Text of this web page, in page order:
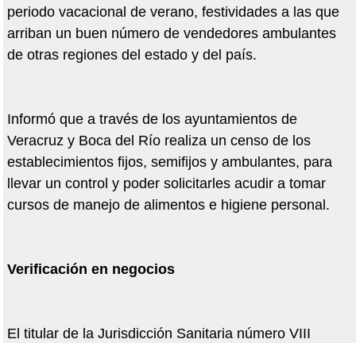
periodo vacacional de verano, festividades a las que
arriban un buen número de vendedores ambulantes
de otras regiones del estado y del país.
Informó que a través de los ayuntamientos de
Veracruz y Boca del Río realiza un censo de los
establecimientos fijos, semifijos y ambulantes, para
llevar un control y poder solicitarles acudir a tomar
cursos de manejo de alimentos e higiene personal.
Verificación en negocios
El titular de la Jurisdicción Sanitaria número VIII